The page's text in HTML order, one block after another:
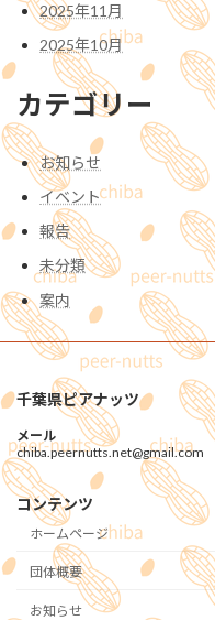
2025年11月
2025年10月
カテゴリー
お知らせ
イベント
報告
未分類
案内
千葉県ピアナッツ
メール
chiba.peernutts.net@gmail.com
コンテンツ
ホームページ
団体概要
お知らせ